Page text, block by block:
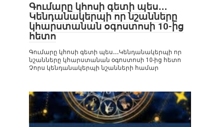
Գումարը կհոսի գետի պես․․․
Կենդանակերպի որ նշանները
կհարստանան օգոստոսի 10-ից
հետո
Գումարը կհոսի գետի պես․․․Կենդանակերպի որ
նշանները կհարստանան օգոստոսի 10-ից հետո
Չորս կենդանակերպի նշանների համար